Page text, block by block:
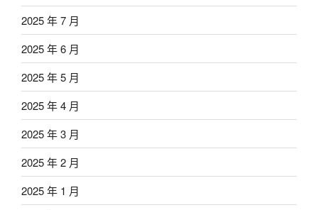
2025 年 7 月
2025 年 6 月
2025 年 5 月
2025 年 4 月
2025 年 3 月
2025 年 2 月
2025 年 1 月